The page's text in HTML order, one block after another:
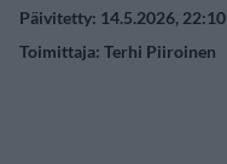
Päivitetty: 14.5.2026, 22:10
Toimittaja: Terhi Piiroinen